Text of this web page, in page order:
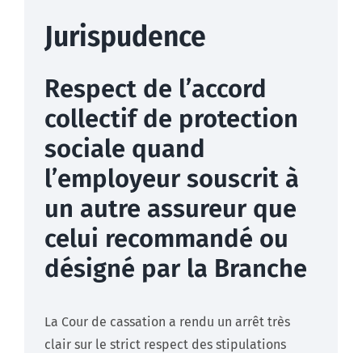
Jurispudence
Respect de l’accord
collectif de protection
sociale quand
l’employeur souscrit à
un autre assureur que
celui recommandé ou
désigné par la Branche
La Cour de cassation a rendu un arrêt très
clair sur le strict respect des stipulations